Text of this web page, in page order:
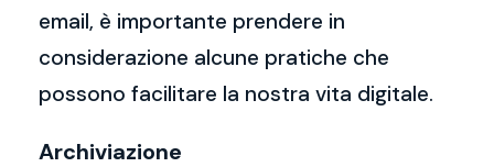
email, è importante prendere in
considerazione alcune pratiche che
possono facilitare la nostra vita digitale.
Archiviazione